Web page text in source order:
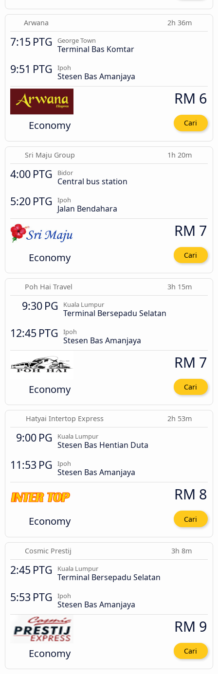
Arwana 2h 36m
7:15 PTG George Town
Terminal Bas Komtar
9:51 PTG Ipoh
Stesen Bas Amanjaya
Economy
RM 6
Cari
Sri Maju Group 1h 20m
4:00 PTG Bidor
Central bus station
5:20 PTG Ipoh
Jalan Bendahara
Economy
RM 7
Cari
Poh Hai Travel 3h 15m
9:30 PG Kuala Lumpur
Terminal Bersepadu Selatan
12:45 PTG Ipoh
Stesen Bas Amanjaya
Economy
RM 7
Cari
Hatyai Intertop Express 2h 53m
9:00 PG Kuala Lumpur
Stesen Bas Hentian Duta
11:53 PG Ipoh
Stesen Bas Amanjaya
Economy
RM 8
Cari
Cosmic Prestij 3h 8m
2:45 PTG Kuala Lumpur
Terminal Bersepadu Selatan
5:53 PTG Ipoh
Stesen Bas Amanjaya
Economy
RM 9
Cari